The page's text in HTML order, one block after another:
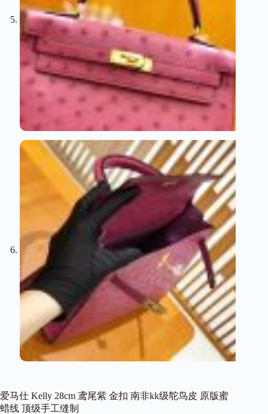
爱马仕 Kelly 28cm 鸢尾紫 金扣 南非kk级鸵鸟皮 原版蜜
蜡线 顶级手工缝制